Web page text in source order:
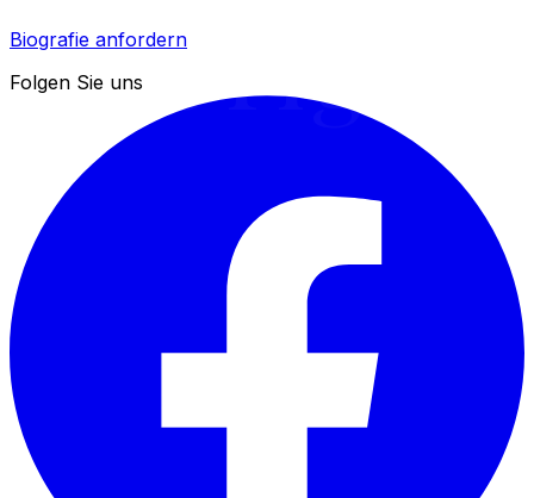
Origoni
Biografie anfordern
Folgen Sie uns